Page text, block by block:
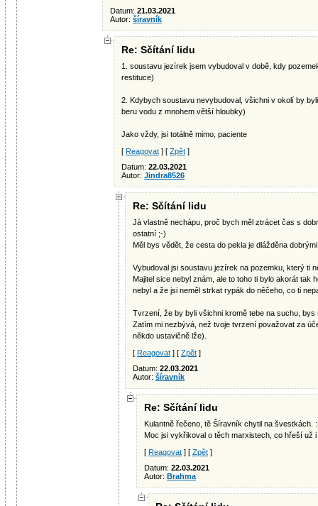
Datum: 21.03.2021
Autor: šíravník
Re: Sčítání lidu
1. soustavu jezírek jsem vybudoval v době, kdy
restituce)
2. Kdybych soustavu nevybudoval, všichni v okolí by
beru vodu z mnohem větší hloubky)
Jako vždy, jsi totálně mimo, paciente
[ Reagovat ] [ Zpět ]
Datum: 22.03.2021
Autor: Jindra8526
Re: Sčítání lidu
Já vlastně nechápu, proč bych měl ztrácet čas s
ostatní ;-)
Měl bys vědět, že cesta do pekla je dlážděna
Vybudoval jsi soustavu jezírek na pozemku, který ti
Majitel sice nebyl znám, ale to toho ti bylo akorát tak
nebyl a že jsi neměl strkat rypák do něčeho, co ti
Tvrzení, že by byli všichni kromě tebe na suchu, bys
Zatím mi nezbývá, než tvoje tvrzení považovat za
někdo ustavičně lže).
[ Reagovat ] [ Zpět ]
Datum: 22.03.2021
Autor: šíravník
Re: Sčítání lidu
Kulantně řečeno, tě Šíravník chytil na švestkách.
Moc jsi vykřikoval o těch marxistech, co hřeší už
[ Reagovat ] [ Zpět ]
Datum: 22.03.2021
Autor: Brahma